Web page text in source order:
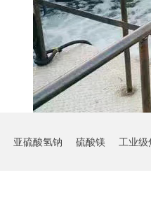
亚硫酸氢钠 硫酸镁 工业